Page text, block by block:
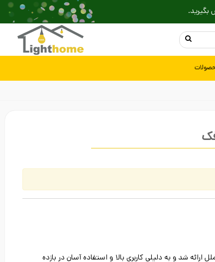
بگیرید.
ارائه شد و به دلیلی کاربری بالا و استفاده آسان در بازده